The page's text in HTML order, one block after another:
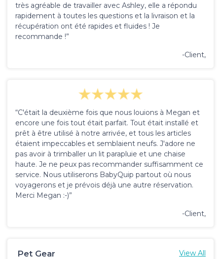
très agréable de travailler avec Ashley, elle a répondu
rapidement à toutes les questions et la livraison et la
récupération ont été rapides et fluides ! Je
recommande !”
-Client,
“C'était la deuxième fois que nous louions à Megan et
encore une fois tout était parfait. Tout était installé et
prêt à être utilisé à notre arrivée, et tous les articles
étaient impeccables et semblaient neufs. J'adore ne
pas avoir à trimballer un lit parapluie et une chaise
haute. Je ne peux pas recommander suffisamment ce
service. Nous utiliserons BabyQuip partout où nous
voyagerons et je prévois déjà une autre réservation.
Merci Megan :-)”
-Client,
Pet Gear View All